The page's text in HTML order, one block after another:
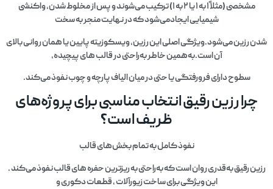
مشخصی (مثلاً ۱ به ۱ یا ۲ به ۱) ترکیب می‌شوند و پس از مخلوط شدن، واکنشی
شیمیایی ایجادمی‌شود که در نهایت منجر به سخت
شدن رزین می‌شود.ویژگی اصلی این رزین، ویسکوزیته پایین یا همان روانی بالای
آن است.به‌همین خاطر به‌راحتی در قالب‌ های پیچیده،
سطوح دارای فرورفتگی یا حتی در میان الیاف پارچه و چوب نفوذ می‌کند.
چرا رزین رقیق انتخاب مناسبی برای پروژه‌های
ظریف است؟
نفوذ کامل به تمام بخش‌های قالب
رزین رقیق به‌قدری روان است که به‌راحتی به ریزترین حفره‌ های قالب نفوذ می‌کند .
این ویژگی برای ساخت زیورآلات ، قطعات دکوری و